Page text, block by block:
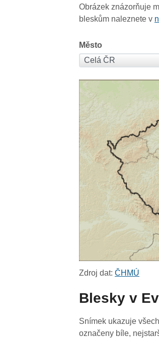
Obrázek znázorňuje
bleskům naleznete v
Město
Zdroj dat:ČHMÚ
Blesky v
Snímek ukazuje
označeny bíle,